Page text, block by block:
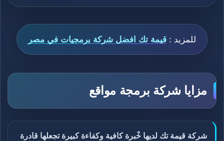
للمزيد : قيمة تك افضل شركة برمجيات في مصر
مزايا شركة برمجة مواقع
شركة قيمة تك لديها خْبرة كافية وكفاءة كبيرة تجعلها قادرة